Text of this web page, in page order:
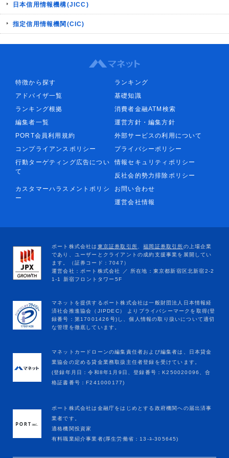
日本信用情報機構(JICC)
指定信用情報機関(CIC)
特徴から探す
ランキング
アドバイザ一覧
基礎知識
ランキング根拠
消費者金融ATM検索
編集者一覧
運営方針・編集方針
PORT会員利用規約
外部サービスの利用について
コンプライアンスポリシー
プライバシーポリシー
行動ターゲティング広告につい
て
情報セキュリティポリシー
反社会的勢力排除ポリシー
カスタマーハラスメントポリシ
ー
お問い合わせ
運営会社情報
マネットカードローンの編集責任者および編集者は、日本貸金
業協会の定める貸金業務取扱主任者登録を受けています。
(登録年月日：令和8年1月9日、登録番号：K250020096、合
格証書番号：F241000177)
ポート株式会社は金融庁をはじめとする政府機関への届出済事
業者です。
適格機関投資家
有料職業紹介事業者(厚生労働省：13-ﾕ-305645)